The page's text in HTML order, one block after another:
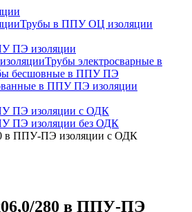
Трубы в ППУ ОЦ изоляции
ПЭ изоляции
Трубы электросварные в
бесшовные в ППУ ПЭ
в ППУ ПЭ изоляции
ПЭ изоляции с ОДК
ПЭ изоляции без ОДК
в ППУ-ПЭ изоляции с ОДК
280 в ППУ-ПЭ